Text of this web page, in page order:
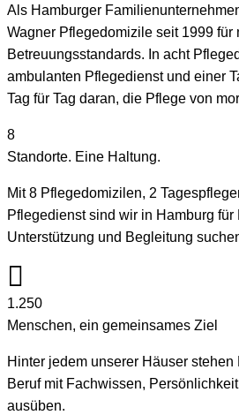
Als Hamburger
Wagner Pflegedomizile seit 1999
Betreuungsstandards. In acht
ambulanten Pflegedienst und einer
Tag für Tag daran, die Pflege von
8
Standorte. Eine Haltung.
Mit 8 Pflegedomizilen, 2
Pflegedienst sind wir in Hamburg für
Unterstützung und Begleitung
1.250
Menschen, ein gemeinsames Ziel
Hinter jedem unserer Häuser
Beruf mit Fachwissen,
ausüben.